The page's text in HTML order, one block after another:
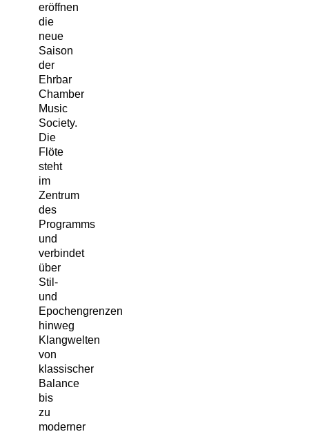
eröffnen
die
neue
Saison
der
Ehrbar
Chamber
Music
Society.
Die
Flöte
steht
im
Zentrum
des
Programms
und
verbindet
über
Stil-
und
Epochengrenzen
hinweg
Klangwelten
von
klassischer
Balance
bis
zu
moderner